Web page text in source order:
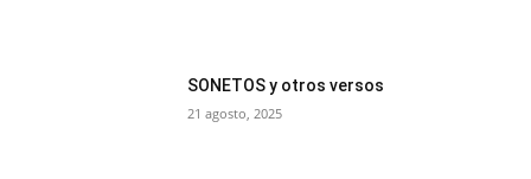
SONETOS y otros versos
21 agosto, 2025